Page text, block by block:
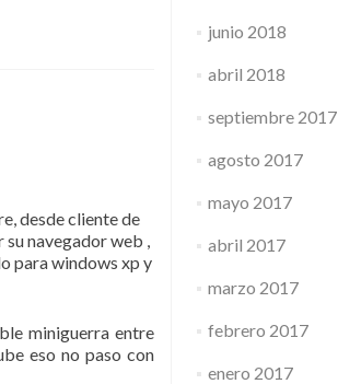
desde cliente de
navegador web ,
para windows xp y
miniguerra entre
eso no paso con
junio 2018
abril 2018
septiembre 2017
agosto 2017
mayo 2017
abril 2017
marzo 2017
febrero 2017
enero 2017